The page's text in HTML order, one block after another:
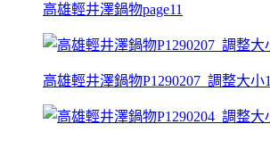
高雄輕井澤鍋物page11
高雄輕井澤鍋物P1290207_調整大小1